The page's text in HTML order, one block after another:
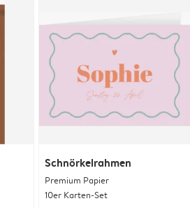
Schnörkelrahmen
Premium Papier
10er Karten-Set